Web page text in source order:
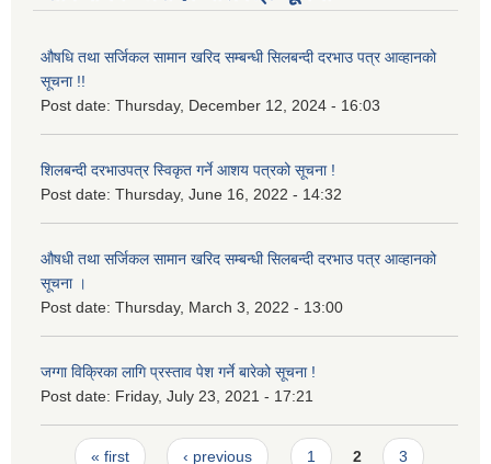
औषधि तथा सर्जिकल सामान खरिद सम्बन्धी सिलबन्दी दरभाउ पत्र आव्हानको
सूचना !!
Post date: Thursday, December 12, 2024 - 16:03
शिलबन्दी दरभाउपत्र स्विकृत गर्ने आशय पत्रको सूचना !
Post date: Thursday, June 16, 2022 - 14:32
औषधी तथा सर्जिकल सामान खरिद सम्बन्धी सिलबन्दी दरभाउ पत्र आव्हानको
सूचना ।
Post date: Thursday, March 3, 2022 - 13:00
जग्गा विक्रिका लागि प्रस्ताव पेश गर्ने बारेको सूचना !
Post date: Friday, July 23, 2021 - 17:21
Pages
« first ‹ previous 1 2 3